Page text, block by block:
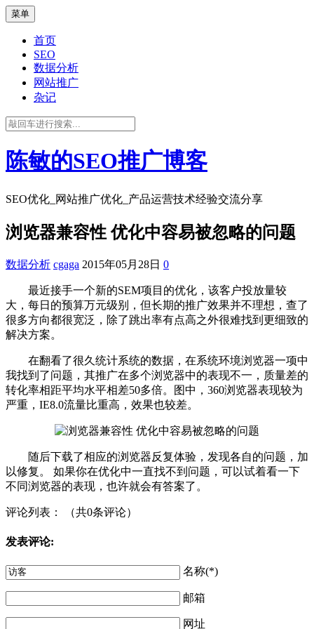
菜单
首页
SEO
数据分析
网站推广
杂记
陈敏的SEO推广博客
SEO优化_网站推广优化_产品运营技术经验交流分享
浏览器兼容性 优化中容易被忽略的问题
数据分析 cgaga 2015年05月28日 0
最近接手一个新的SEM项目的优化，该客户投放量较
大，每日的预算万元级别，但长期的推广效果并不理想，查了
很多方向都很宽泛，除了跳出率有点高之外很难找到更细致的
解决方案。
在翻看了很久统计系统的数据，在系统环境浏览器一项中
我找到了问题，其推广在多个浏览器中的表现不一，质量差的
转化率相距平均水平相差50多倍。图中，360浏览器表现较为
严重，IE8.0流量比重高，效果也较差。
随后下载了相应的浏览器反复体验，发现各自的问题，加
以修复。 如果你在优化中一直找不到问题，可以试着看一下
不同浏览器的表现，也许就会有答案了。
评论列表： （共0条评论）
发表评论:
名称(*)
邮箱
网址